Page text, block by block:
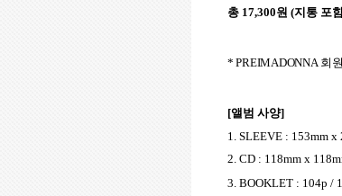
총 17,300원 (지통 포
* PREIMADONNA회
[앨범 사양]
1. SLEEVE : 153mm x
2. CD : 118mm x
3. BOOKLET : 104p /